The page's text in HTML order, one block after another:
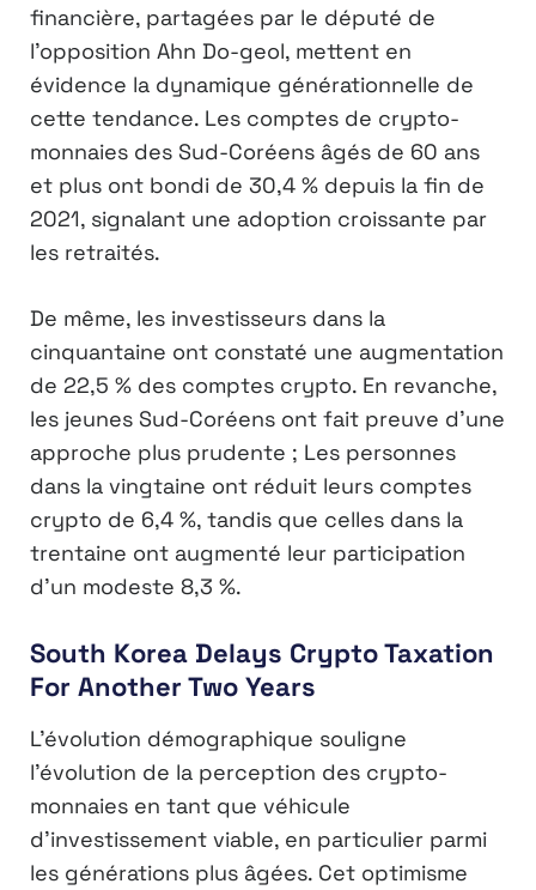
financière, partagées par le député de
l’opposition Ahn Do-geol, mettent en
évidence la dynamique générationnelle de
cette tendance. Les comptes de crypto-
monnaies des Sud-Coréens âgés de 60 ans
et plus ont bondi de 30,4 % depuis la fin de
2021, signalant une adoption croissante par
les retraités.
De même, les investisseurs dans la
cinquantaine ont constaté une augmentation
de 22,5 % des comptes crypto. En revanche,
les jeunes Sud-Coréens ont fait preuve d’une
approche plus prudente ; Les personnes
dans la vingtaine ont réduit leurs comptes
crypto de 6,4 %, tandis que celles dans la
trentaine ont augmenté leur participation
d’un modeste 8,3 %.
South Korea Delays Crypto Taxation
For Another Two Years
L’évolution démographique souligne
l’évolution de la perception des crypto-
monnaies en tant que véhicule
d’investissement viable, en particulier parmi
les générations plus âgées. Cet optimisme